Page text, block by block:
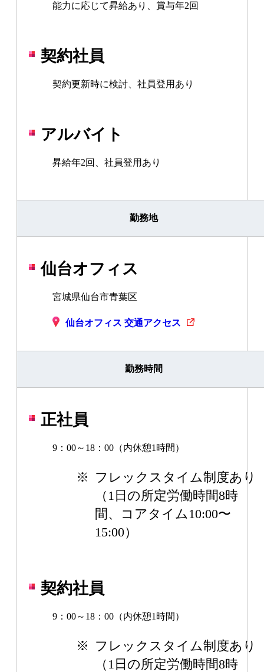
能力に応じて昇給あり、賞与年2回
契約社員
契約更新時に検討、社員登用あり
アルバイト
昇給年2回、社員登用あり
勤務地
仙台オフィス
宮城県仙台市青葉区
仙台オフィス 交通アクセス
勤務時間
正社員
9：00～18：00（内休憩1時間）
※ フレックスタイム制度あり
（1日の所定労働時間8時
間、コアタイム10:00〜
15:00）
契約社員
9：00～18：00（内休憩1時間）
※ フレックスタイム制度あり
（1日の所定労働時間8時